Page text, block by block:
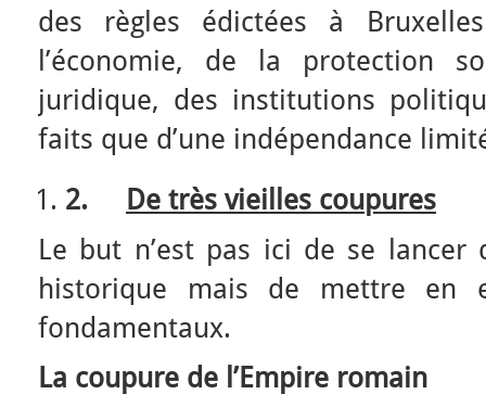
des règles édictées à
l’économie, de la protection
juridique, des institutions
faits que d’une indépendance
2.
De très vieilles coupures
Le but n’est pas ici de se
historique mais de mettre en
fondamentaux.
La coupure de l’Empire romain